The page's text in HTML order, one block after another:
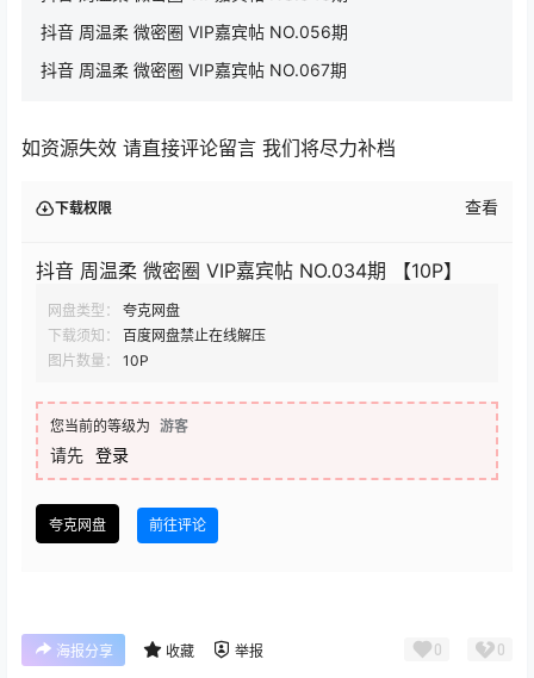
抖音 周温柔 微密圈 VIP嘉宾帖 NO.056期
抖音 周温柔 微密圈 VIP嘉宾帖 NO.067期
如资源失效 请直接评论留言 我们将尽力补档
下载权限 查看
抖音 周温柔 微密圈 VIP嘉宾帖 NO.034期 【10P】
网盘类型：
夸克网盘
下载须知：
百度网盘禁止在线解压
图片数量：
10P
您当前的等级为 游客
请先 登录
夸克网盘 前往评论
海报分享 收藏 举报 0 0